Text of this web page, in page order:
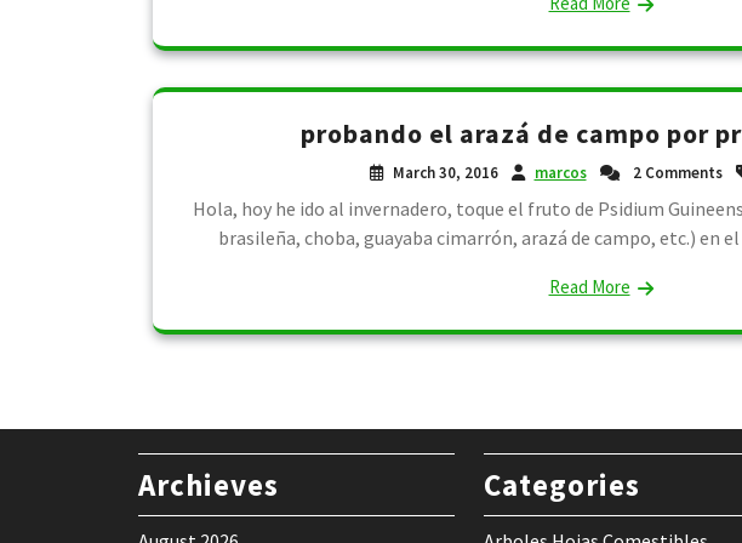
probando el arazá de campo por
March 30, 2016 marcos 2 Comments
Hola, hoy he ido al invernadero, toque el fruto de Psidium
brasileña, choba, guayaba cimarrón, arazá de campo, etc.) en
Read More
Archieves Categories